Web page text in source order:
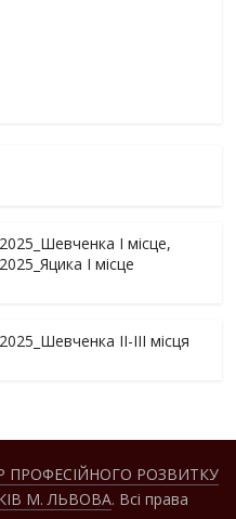
І місце,
І місце
ІІ-ІІІ місця
ПРОФЕСІЙНОГО РОЗВИТКУ
М. ЛЬВОВА. Всі права